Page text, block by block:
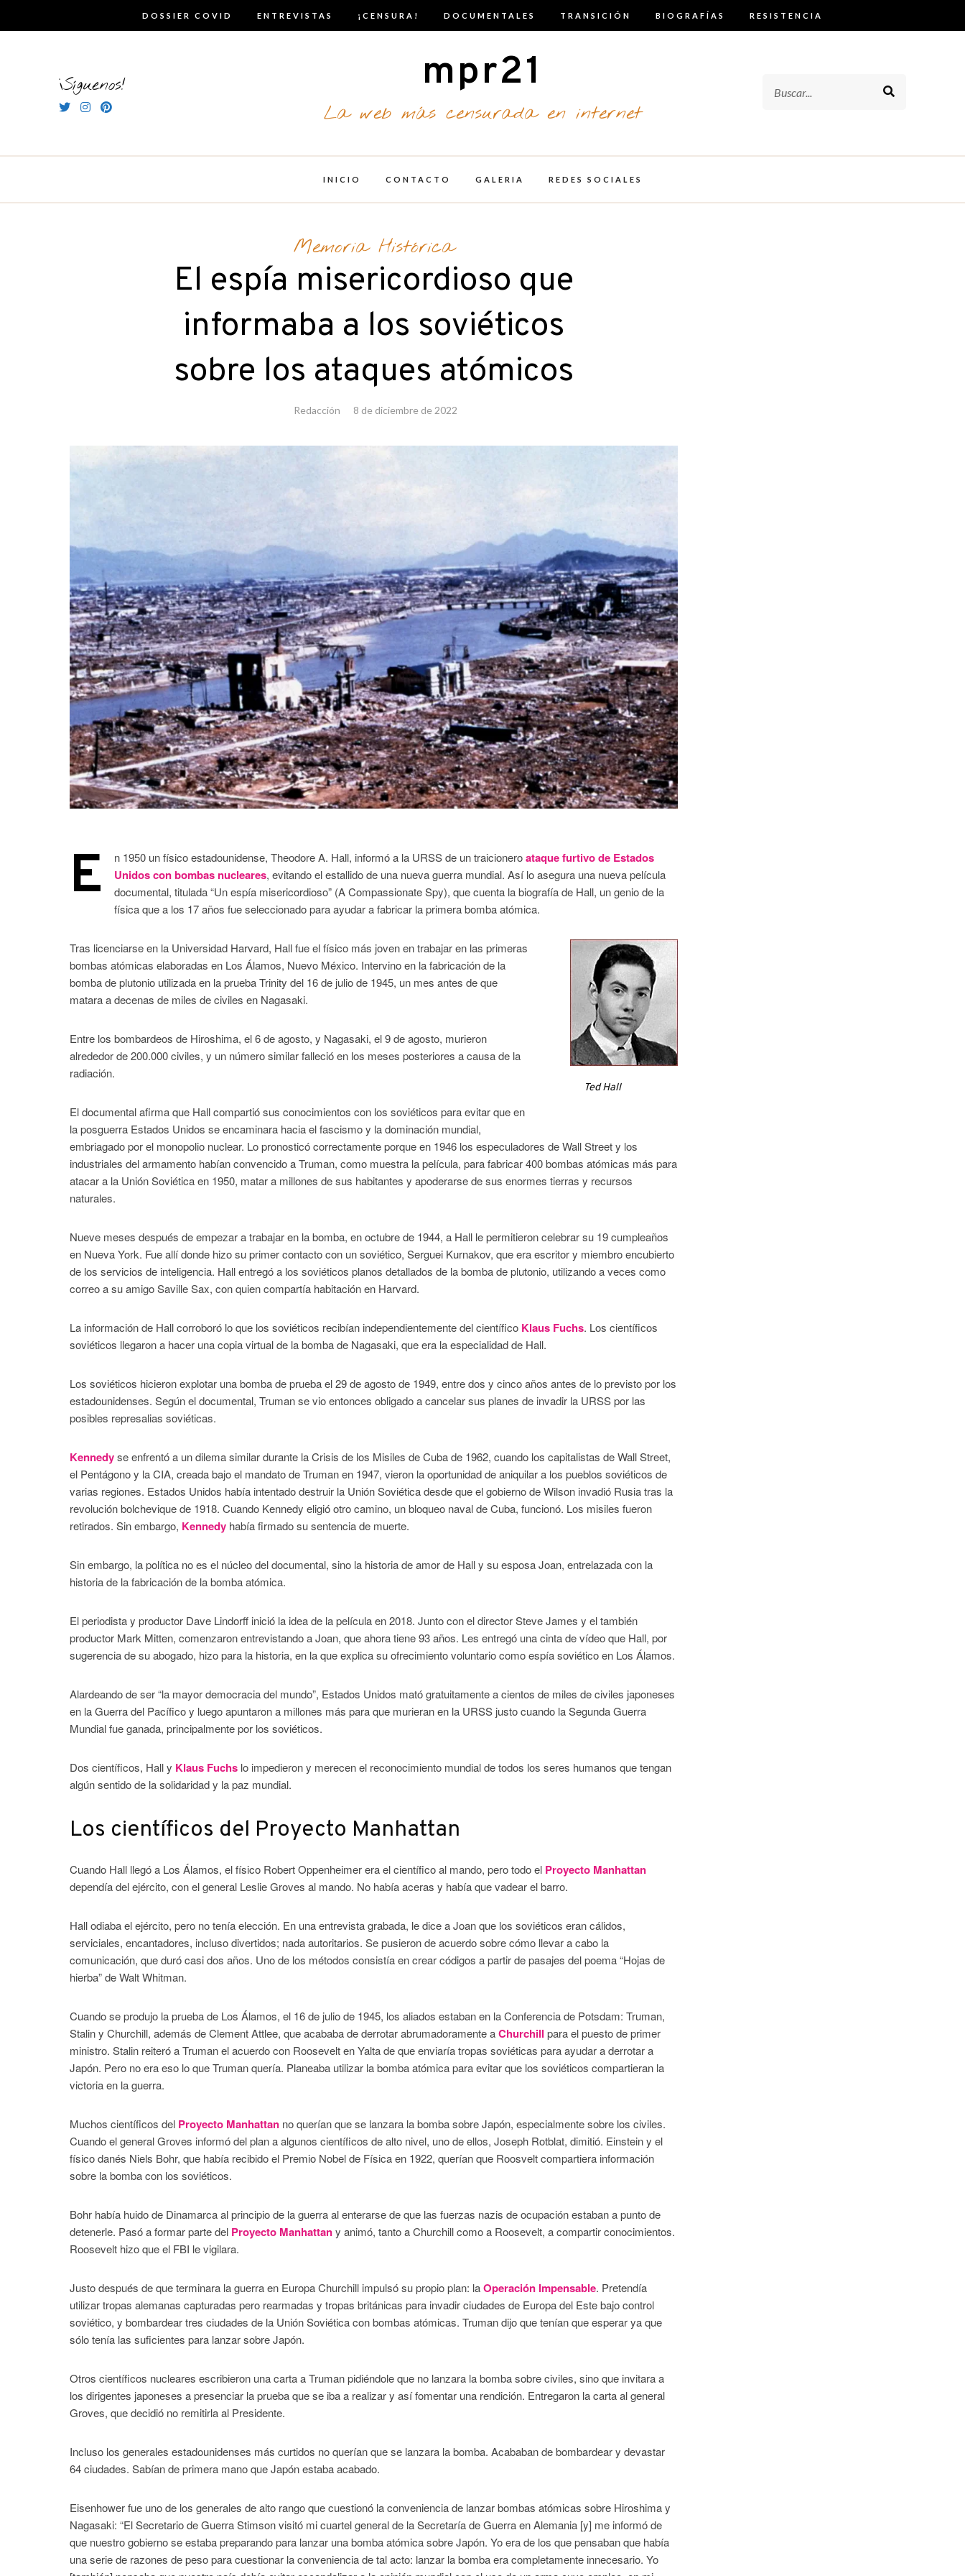
DOSSIER COVID ENTREVISTAS ¡CENSURA! DOCUMENTALES TRANSICIÓN BIOGRAFÍAS RESISTENCIA
¡Síguenos! mpr21
La web más censurada en internet
INICIO CONTACTO GALERIA REDES SOCIALES
Memoria Histórica
El espía misericordioso que
informaba a los soviéticos
sobre los ataques atómicos
Redacción 8 de diciembre de 2022
E n 1950 un físico estadounidense, Theodore A. Hall, informó a la URSS de un traicioneroataque furtivo de Estados
Unidos con bombas nucleares, evitando el estallido de una nueva guerra mundial. Así lo asegura una nueva película
documental, titulada “Un espía misericordioso” (A Compassionate Spy), que cuenta la biografía de Hall, un genio de la
física que a los 17 años fue seleccionado para ayudar a fabricar la primera bomba atómica.
Ted Hall
Tras licenciarse en la Universidad Harvard, Hall fue el físico más joven en trabajar en las primeras
bombas atómicas elaboradas en Los Álamos, Nuevo México. Intervino en la fabricación de la
bomba de plutonio utilizada en la prueba Trinity del 16 de julio de 1945, un mes antes de que
matara a decenas de miles de civiles en Nagasaki.
Entre los bombardeos de Hiroshima, el 6 de agosto, y Nagasaki, el 9 de agosto, murieron
alrededor de 200.000 civiles, y un número similar falleció en los meses posteriores a causa de la
radiación.
El documental afirma que Hall compartió sus conocimientos con los soviéticos para evitar que en
la posguerra Estados Unidos se encaminara hacia el fascismo y la dominación mundial,
embriagado por el monopolio nuclear. Lo pronosticó correctamente porque en 1946 los especuladores de Wall Street y los
industriales del armamento habían convencido a Truman, como muestra la película, para fabricar 400 bombas atómicas más para
atacar a la Unión Soviética en 1950, matar a millones de sus habitantes y apoderarse de sus enormes tierras y recursos
naturales.
Nueve meses después de empezar a trabajar en la bomba, en octubre de 1944, a Hall le permitieron celebrar su 19 cumpleaños
en Nueva York. Fue allí donde hizo su primer contacto con un soviético, Serguei Kurnakov, que era escritor y miembro encubierto
de los servicios de inteligencia. Hall entregó a los soviéticos planos detallados de la bomba de plutonio, utilizando a veces como
correo a su amigo Saville Sax, con quien compartía habitación en Harvard.
La información de Hall corroboró lo que los soviéticos recibían independientemente del científico Klaus Fuchs. Los científicos
soviéticos llegaron a hacer una copia virtual de la bomba de Nagasaki, que era la especialidad de Hall.
Los soviéticos hicieron explotar una bomba de prueba el 29 de agosto de 1949, entre dos y cinco años antes de lo previsto por los
estadounidenses. Según el documental, Truman se vio entonces obligado a cancelar sus planes de invadir la URSS por las
posibles represalias soviéticas.
Kennedyse enfrentó a un dilema similar durante la Crisis de los Misiles de Cuba de 1962, cuando los capitalistas de Wall Street,
el Pentágono y la CIA, creada bajo el mandato de Truman en 1947, vieron la oportunidad de aniquilar a los pueblos soviéticos de
varias regiones. Estados Unidos había intentado destruir la Unión Soviética desde que el gobierno de Wilson invadió Rusia tras la
revolución bolchevique de 1918. Cuando Kennedy eligió otro camino, un bloqueo naval de Cuba, funcionó. Los misiles fueron
retirados. Sin embargo, Kennedy había firmado su sentencia de muerte.
Sin embargo, la política no es el núcleo del documental, sino la historia de amor de Hall y su esposa Joan, entrelazada con la
historia de la fabricación de la bomba atómica.
El periodista y productor Dave Lindorff inició la idea de la película en 2018. Junto con el director Steve James y el también
productor Mark Mitten, comenzaron entrevistando a Joan, que ahora tiene 93 años. Les entregó una cinta de vídeo que Hall, por
sugerencia de su abogado, hizo para la historia, en la que explica su ofrecimiento voluntario como espía soviético en Los Álamos.
Alardeando de ser “la mayor democracia del mundo”, Estados Unidos mató gratuitamente a cientos de miles de civiles japoneses
en la Guerra del Pacífico y luego apuntaron a millones más para que murieran en la URSS justo cuando la Segunda Guerra
Mundial fue ganada, principalmente por los soviéticos.
Dos científicos, Hall y Klaus Fuchs lo impedieron y merecen el reconocimiento mundial de todos los seres humanos que tengan
algún sentido de la solidaridad y la paz mundial.
Los científicos del Proyecto Manhattan
Cuando Hall llegó a Los Álamos, el físico Robert Oppenheimer era el científico al mando, pero todo el Proyecto Manhattan
dependía del ejército, con el general Leslie Groves al mando. No había aceras y había que vadear el barro.
Hall odiaba el ejército, pero no tenía elección. En una entrevista grabada, le dice a Joan que los soviéticos eran cálidos,
serviciales, encantadores, incluso divertidos; nada autoritarios. Se pusieron de acuerdo sobre cómo llevar a cabo la
comunicación, que duró casi dos años. Uno de los métodos consistía en crear códigos a partir de pasajes del poema “Hojas de
hierba” de Walt Whitman.
Cuando se produjo la prueba de Los Álamos, el 16 de julio de 1945, los aliados estaban en la Conferencia de Potsdam: Truman,
Stalin y Churchill, además de Clement Attlee, que acababa de derrotar abrumadoramente aChurchill para el puesto de primer
ministro. Stalin reiteró a Truman el acuerdo con Roosevelt en Yalta de que enviaría tropas soviéticas para ayudar a derrotar a
Japón. Pero no era eso lo que Truman quería. Planeaba utilizar la bomba atómica para evitar que los soviéticos compartieran la
victoria en la guerra.
Muchos científicos del Proyecto Manhattan no querían que se lanzara la bomba sobre Japón, especialmente sobre los civiles.
Cuando el general Groves informó del plan a algunos científicos de alto nivel, uno de ellos, Joseph Rotblat, dimitió. Einstein y el
físico danés Niels Bohr, que había recibido el Premio Nobel de Física en 1922, querían que Roosvelt compartiera información
sobre la bomba con los soviéticos.
Bohr había huido de Dinamarca al principio de la guerra al enterarse de que las fuerzas nazis de ocupación estaban a punto de
detenerle. Pasó a formar parte del Proyecto Manhattany animó, tanto a Churchill como a Roosevelt, a compartir conocimientos.
Roosevelt hizo que el FBI le vigilara.
Justo después de que terminara la guerra en Europa Churchill impulsó su propio plan: laOperación Impensable. Pretendía
utilizar tropas alemanas capturadas pero rearmadas y tropas británicas para invadir ciudades de Europa del Este bajo control
soviético, y bombardear tres ciudades de la Unión Soviética con bombas atómicas. Truman dijo que tenían que esperar ya que
sólo tenía las suficientes para lanzar sobre Japón.
Otros científicos nucleares escribieron una carta a Truman pidiéndole que no lanzara la bomba sobre civiles, sino que invitara a
los dirigentes japoneses a presenciar la prueba que se iba a realizar y así fomentar una rendición. Entregaron la carta al general
Groves, que decidió no remitirla al Presidente.
Incluso los generales estadounidenses más curtidos no querían que se lanzara la bomba. Acababan de bombardear y devastar
64 ciudades. Sabían de primera mano que Japón estaba acabado.
Eisenhower fue uno de los generales de alto rango que cuestionó la conveniencia de lanzar bombas atómicas sobre Hiroshima y
Nagasaki: “El Secretario de Guerra Stimson visitó mi cuartel general de la Secretaría de Guerra en Alemania [y] me informó de
que nuestro gobierno se estaba preparando para lanzar una bomba atómica sobre Japón. Yo era de los que pensaban que había
una serie de razones de peso para cuestionar la conveniencia de tal acto: lanzar la bomba era completamente innecesario. Yo